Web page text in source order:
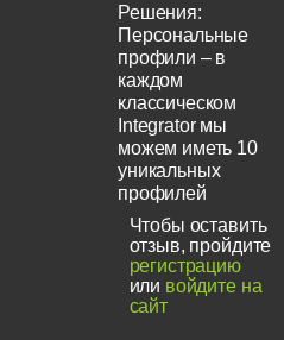
Решения:
Персональные
профили – в
каждом
классическом
Integrator мы
можем иметь 10
уникальных
профилей
Чтобы оставить
отзыв, пройдите
регистрацию
или войдите на
сайт